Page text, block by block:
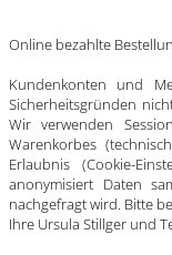
Online bezahlte
Kundenkonten und
Sicherheitsgründen
Wir verwenden
Warenkorbes
Erlaubnis (Cookie-
anonymisiert Daten
nachgefragt wird. Bitte
Ihre Ursula Stillger und